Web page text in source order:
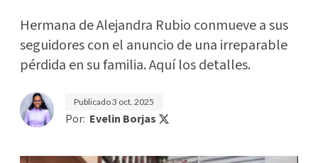
Hermana de Alejandra Rubio conmueve a sus
seguidores con el anuncio de una irreparable
pérdida en su familia. Aquí los detalles.
Publicado3 oct. 2025
Por: Evelin Borjas